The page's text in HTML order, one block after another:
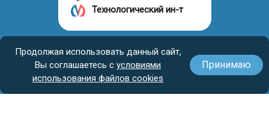
Продолжая использовать данный сайт,
Вы соглашаетесь с условиями
использования файлов cookies
Принимаю
Технологический ин-т
Налоговый вычет